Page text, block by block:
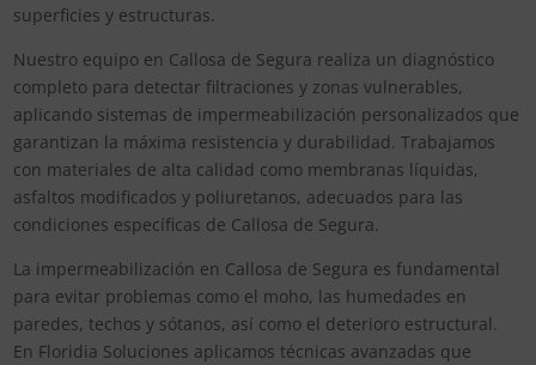
superficies y estructuras.
Nuestro equipo en Callosa de Segura realiza un diagnóstico
completo para detectar filtraciones y zonas vulnerables,
aplicando sistemas de impermeabilización personalizados que
garantizan la máxima resistencia y durabilidad. Trabajamos
con materiales de alta calidad como membranas líquidas,
asfaltos modificados y poliuretanos, adecuados para las
condiciones específicas de Callosa de Segura.
La impermeabilización en Callosa de Segura es fundamental
para evitar problemas como el moho, las humedades en
paredes, techos y sótanos, así como el deterioro estructural.
En Floridia Soluciones aplicamos técnicas avanzadas que